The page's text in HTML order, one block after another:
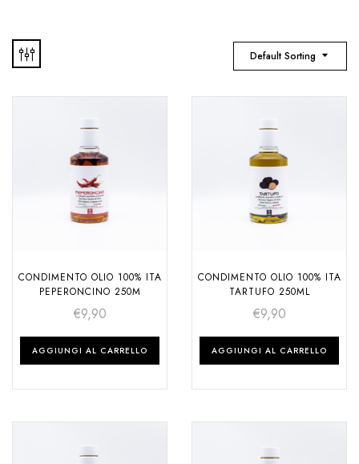
Default Sorting
CONDIMENTO OLIO 100% ITA
PEPERONCINO 250M
€9,90
AGGIUNGI AL CARRELLO
CONDIMENTO OLIO 100% ITA
TARTUFO 250ML
€9,90
AGGIUNGI AL CARRELLO